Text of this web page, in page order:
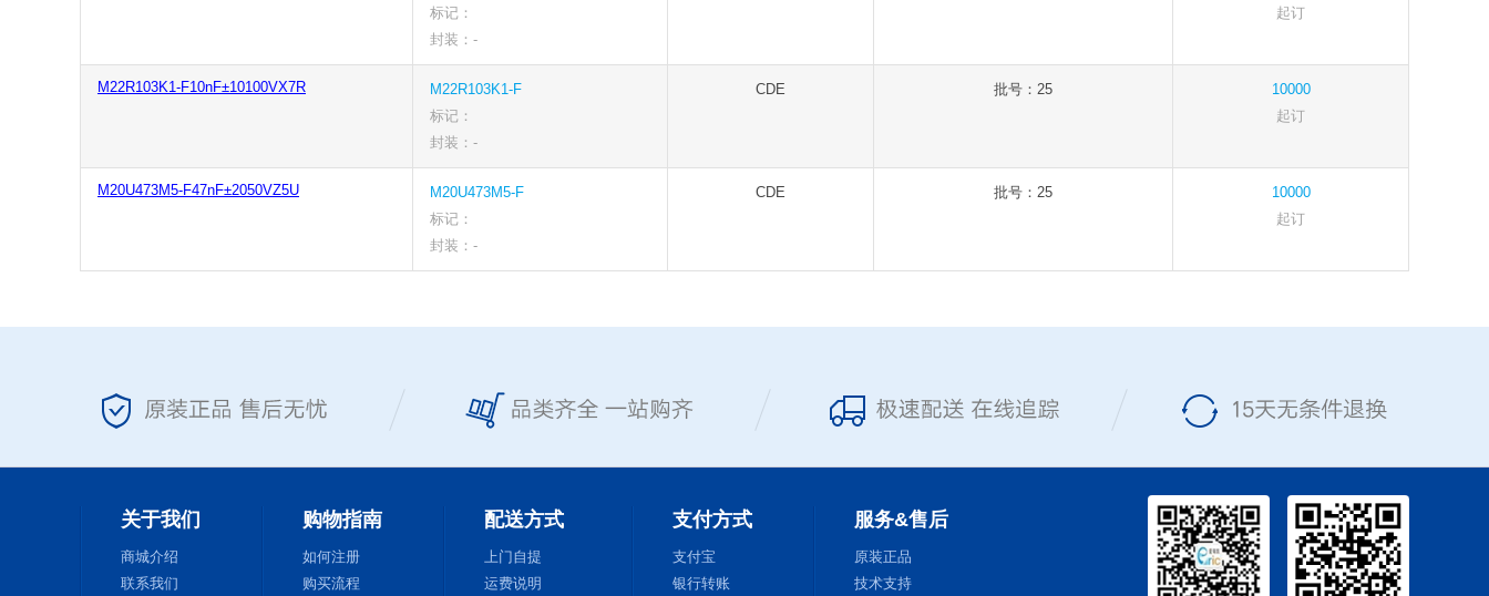
标记：
封装：-
起订
M22R103K1-F10nF±10100VX7R
M22R103K1-F
标记：
封装：-
CDE 批号：25
10000
起订
M20U473M5-F47nF±2050VZ5U
M20U473M5-F
标记：
封装：-
CDE 批号：25
10000
起订
关于我们
商城介绍
联系我们
购物指南
如何注册
购买流程
配送方式
上门自提
运费说明
支付方式
支付宝
银行转账
服务&售后
原装正品
技术支持